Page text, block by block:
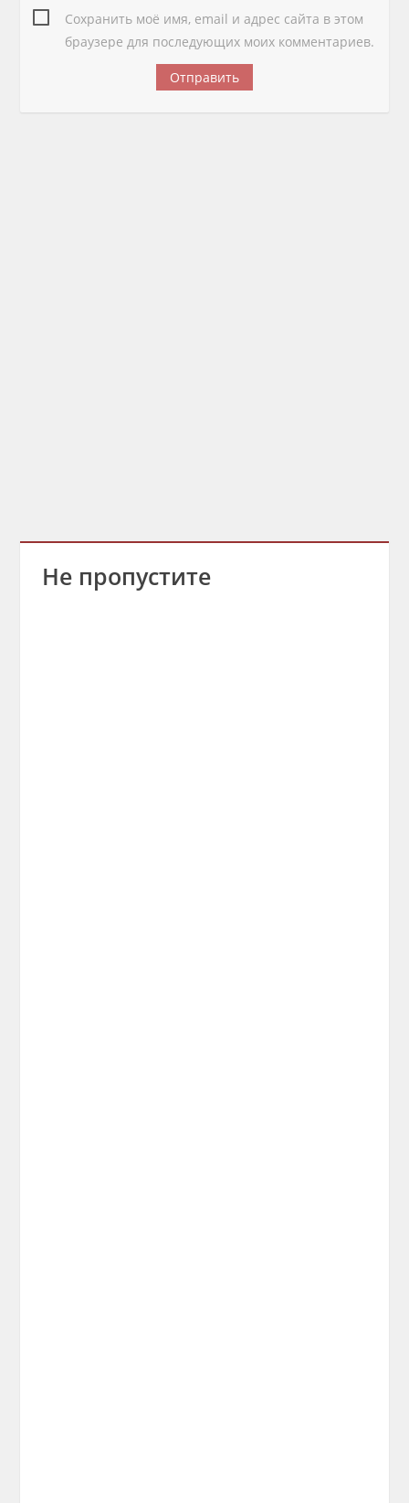
Сохранить моё имя, email и адрес сайта в этом
браузере для последующих моих комментариев.
Не пропустите